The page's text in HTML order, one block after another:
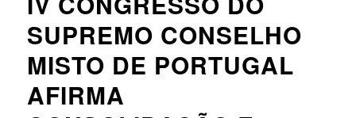
SUPREMO CONSELHO
MISTO DE PORTUGAL
AFIRMA